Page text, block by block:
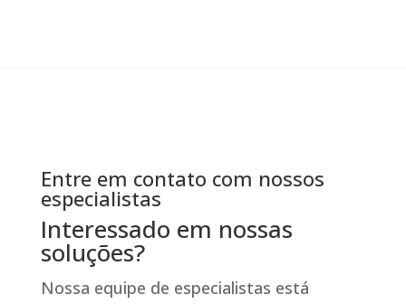
Entre em contato com nossos
especialistas
Interessado em nossas
soluções?
Nossa equipe de especialistas está